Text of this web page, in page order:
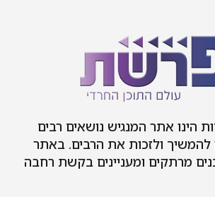
נושאים רבים
את הרבים. באתר
ומעניינים בקשת רחבה